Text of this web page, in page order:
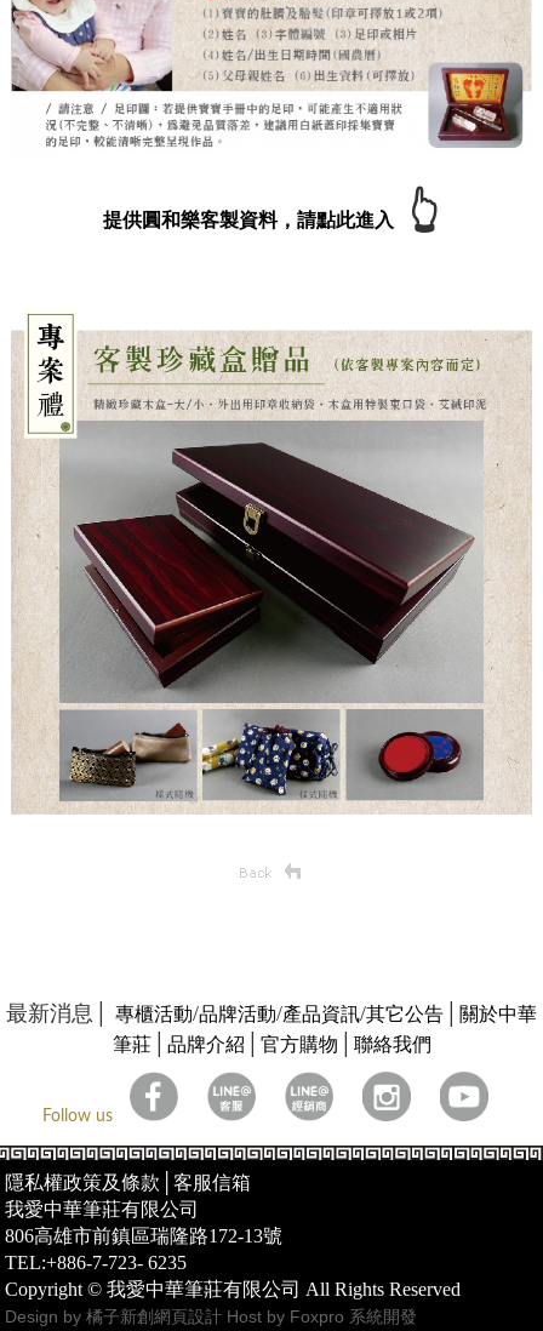
提供圓和樂客製資料，請點此進入 👆
最新消息│ 專櫃活動/品牌活動/產品資訊/其它公告
關於中華
筆莊│ 品牌介紹 官方購物 聯絡我們
Follow us
隱私權政策及條款 │客服信箱
我愛中華筆莊有限公司
806高雄市前鎮區瑞隆路172-13號
TEL:+886-7-723- 6235
Copyright © 我愛中華筆莊有限公司 All Rights Reserved
Design by 橘子新創網頁設計 Host by Foxpro 系統開發